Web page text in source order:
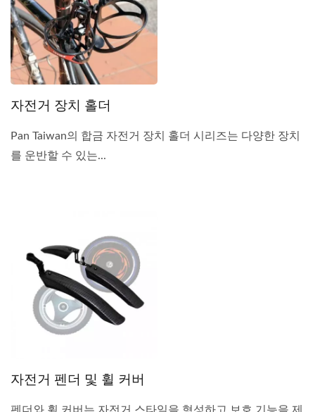
자전거 장치 홀더
Pan Taiwan의 합금 자전거 장치 홀더 시리즈는 다양한 장치
를 운반할 수 있는...
자전거 펜더 및 휠 커버